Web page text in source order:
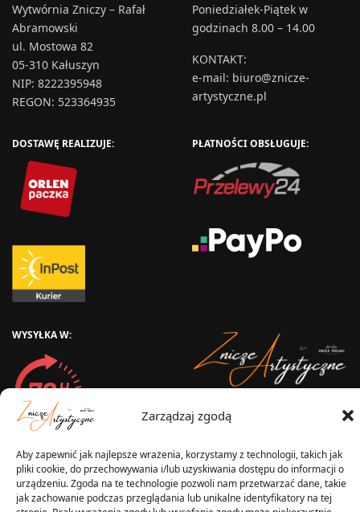
Zarządzaj zgodą
Aby zapewnić jak najlepsze wrażenia, korzystamy z technologii, takich jak
pliki cookie, do przechowywania i/lub uzyskiwania dostępu do informacji o
urządzeniu. Zgoda na te technologie pozwoli nam przetwarzać dane, takie
jak zachowanie podczas przeglądania lub unikalne identyfikatory na tej
Wytwórnia Zniczy – Rafał
Abramowski
ul. Mostowa 82
05-310 Kałuszyn
NIP: 8222395948
REGON: 523364935
Poniedziałek-Piątek w
godzinach 8.00 – 14.00
KONTAKT:
e-mail: biuro@znicze-
artystyczne.pl
DOSTAWĘ REALIZUJE: PŁATNOŚCI OBSŁUGUJE:
WYSYŁKA W:
2025 © Znicz Polski -
Wszelkie prawa zastrzeżone